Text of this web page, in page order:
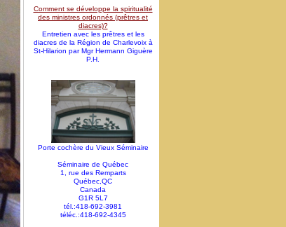
Comment se développe la spiritualité
des ministres ordonnés (prêtres et
diacres)?
Entretien avec les prêtres et les
diacres de la Région de Charlevoix à
St-Hilarion par Mgr Hermann Giguère
P.H.
Porte cochère du Vieux Séminaire
Séminaire de Québec
1, rue des Remparts
Québec,QC
Canada
G1R 5L7
tél.:418-692-3981
téléc.:418-692-4345